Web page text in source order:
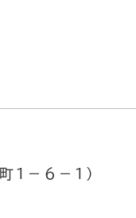
－６－１）